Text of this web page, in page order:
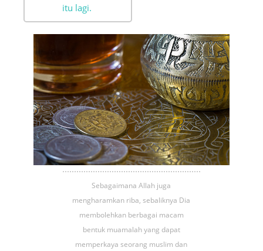
itu lagi.
Sebagaimana Allah juga
mengharamkan riba, sebaliknya Dia
membolehkan berbagai macam
bentuk muamalah yang dapat
memperkaya seorang muslim dan